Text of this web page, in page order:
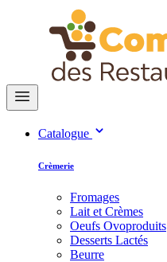
Catalogue
Crèmerie
Fromages
Lait et Crèmes
Oeufs Ovoproduits
Desserts Lactés
Beurre